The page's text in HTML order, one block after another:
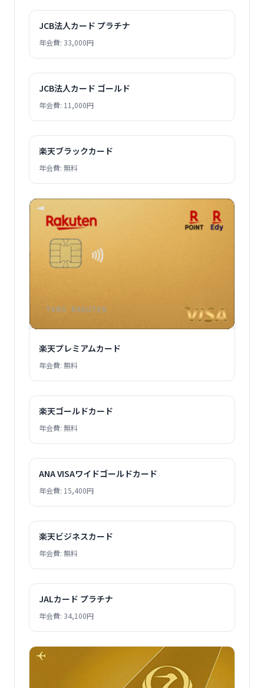
JCB法人カード プラチナ
年会費: 33,000円
JCB法人カード ゴールド
年会費: 11,000円
楽天ブラックカード
年会費: 無料
楽天プレミアムカード
年会費: 無料
楽天ゴールドカード
年会費: 無料
ANA VISAワイドゴールドカード
年会費: 15,400円
楽天ビジネスカード
年会費: 無料
JALカード プラチナ
年会費: 34,100円